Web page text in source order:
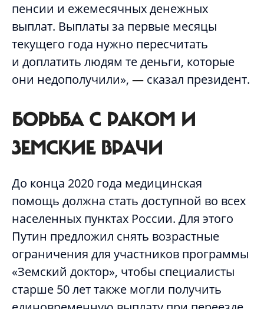
пенсии и ежемесячных денежных
выплат. Выплаты за первые месяцы
текущего года нужно пересчитать
и доплатить людям те деньги, которые
они недополучили», — сказал президент.
БОРЬБА С РАКОМ И
ЗЕМСКИЕ ВРАЧИ
До конца 2020 года медицинская
помощь должна стать доступной во всех
населенных пунктах России. Для этого
Путин предложил снять возрастные
ограничения для участников программы
«Земский доктор», чтобы специалисты
старше 50 лет также могли получить